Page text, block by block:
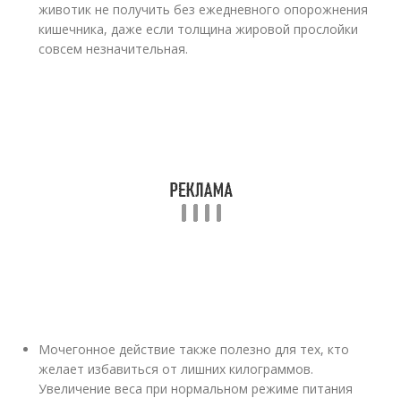
животик не получить без ежедневного опорожнения
кишечника, даже если толщина жировой прослойки
совсем незначительная.
Мочегонное действие также полезно для тех, кто
желает избавиться от лишних килограммов.
Увеличение веса при нормальном режиме питания